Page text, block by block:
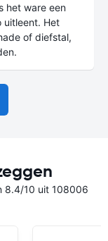
het ware een
uitleent. Het
of diefstal,
8.4/10 uit 108006